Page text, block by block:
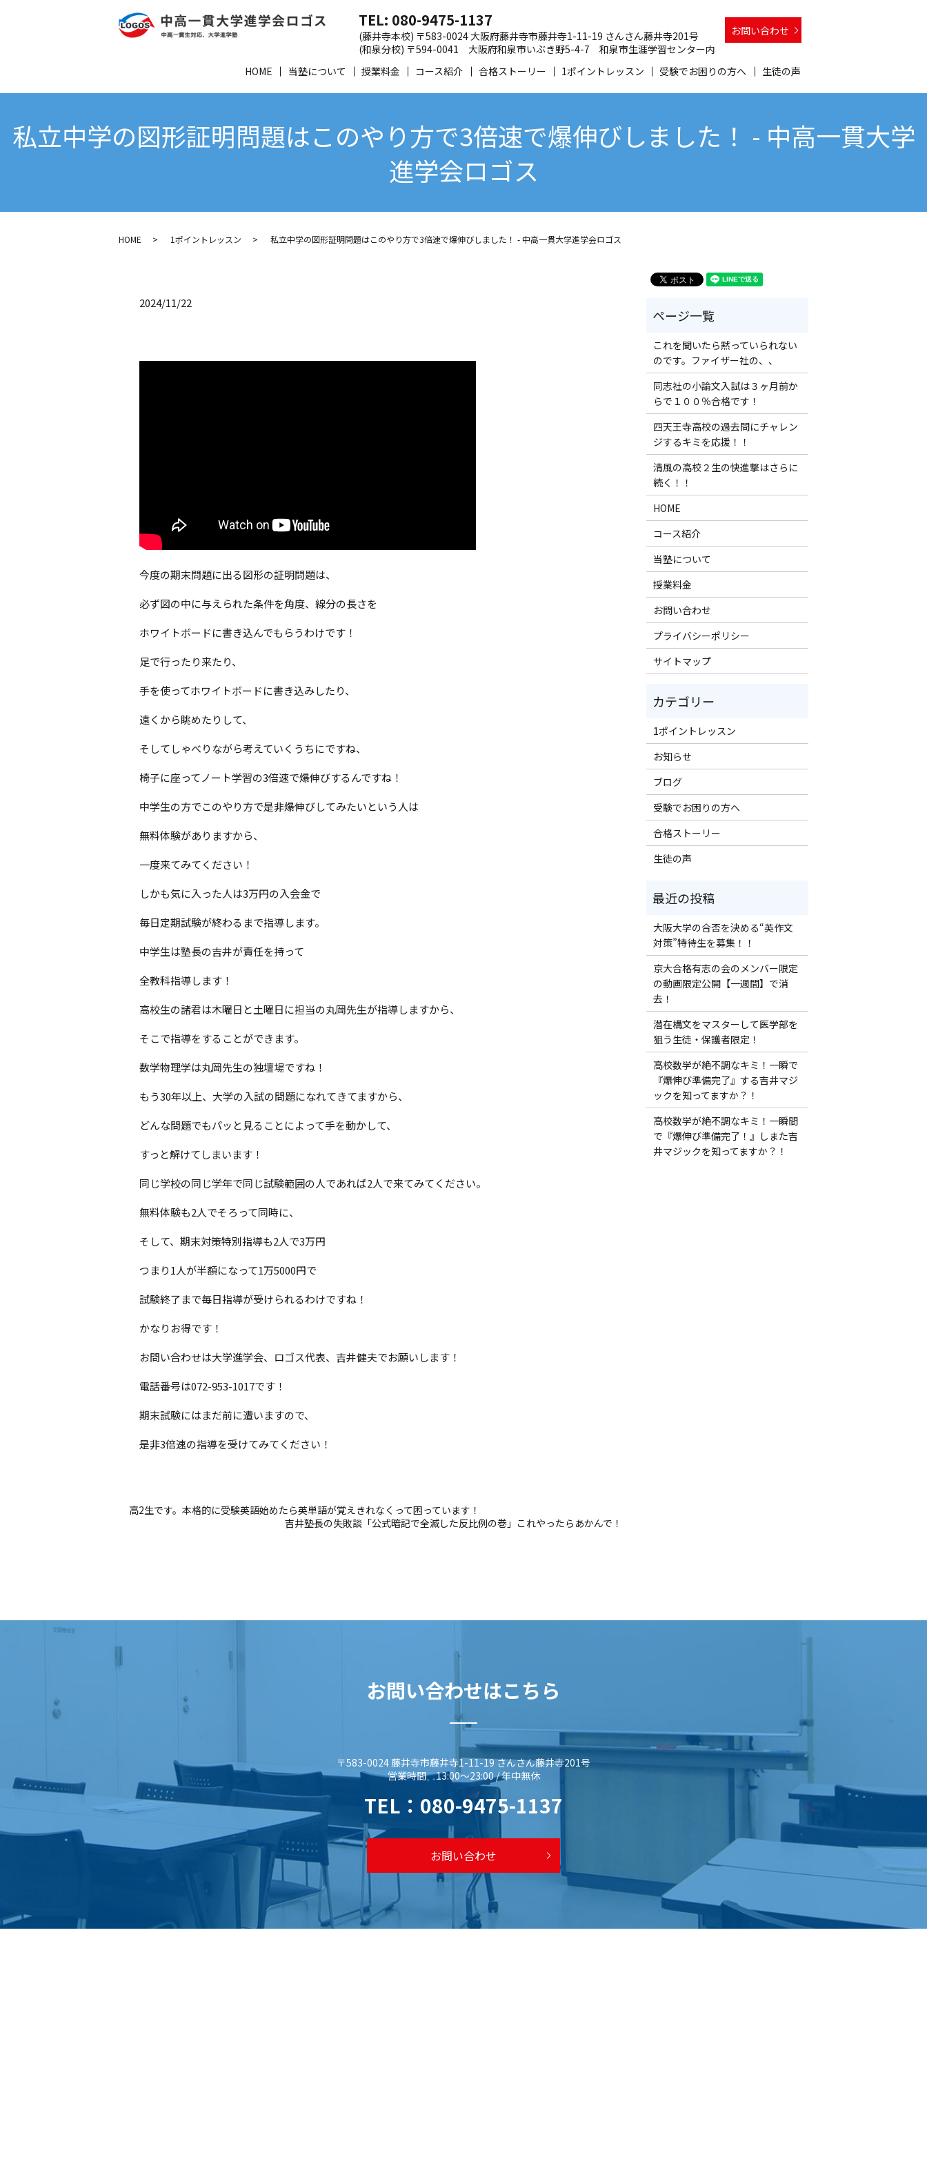
HOME 当塾について 授業料金 コース紹介 合格ストーリー 1ポイントレッスン 受験でお困りの方へ 生徒の声
TEL: 080-9475-1137
(藤井寺本校) 〒583-0024 大阪府藤井寺市藤井寺1-11-19 さんさん藤井寺201号
(和泉分校) 〒594-0041 大阪府和泉市いぶき野5-4-7 和泉市生涯学習センター内
お問い合わせ
私立中学の図形証明問題はこのやり方で3倍速で爆伸びしました！ - 中高一貫大学
進学会ロゴス
HOME 1ポイントレッスン 私立中学の図形証明問題はこのやり方で3倍速で爆伸びしました！ - 中高一貫大学進学会ロゴス
2024/11/22
今度の期末問題に出る図形の証明問題は、
必ず図の中に与えられた条件を角度、線分の長さを
ホワイトボードに書き込んでもらうわけです！
足で行ったり来たり、
手を使ってホワイトボードに書き込みしたり、
遠くから眺めたりして、
そしてしゃべりながら考えていくうちにですね、
椅子に座ってノート学習の3倍速で爆伸びするんですね！
中学生の方でこのやり方で是非爆伸びしてみたいという人は
無料体験がありますから、
一度来てみてください！
しかも気に入った人は3万円の入会金で
毎日定期試験が終わるまで指導します。
中学生は塾長の吉井が責任を持って
全教科指導します！
高校生の諸君は木曜日と土曜日に担当の丸岡先生が指導しますから、
そこで指導をすることができます。
数学物理学は丸岡先生の独壇場ですね！
もう30年以上、大学の入試の問題になれてきてますから、
どんな問題でもパッと見ることによって手を動かして、
すっと解けてしまいます！
同じ学校の同じ学年で同じ試験範囲の人であれば2人で来てみてください。
無料体験も2人でそろって同時に、
そして、期末対策特別指導も2人で3万円
つまり1人が半額になって1万5000円で
試験終了まで毎日指導が受けられるわけですね！
かなりお得です！
お問い合わせは大学進学会、ロゴス代表、吉井健夫でお願いします！
電話番号は072-953-1017です！
期末試験にはまだ前に遭いますので、
是非3倍速の指導を受けてみてください！
高2生です。本格的に受験英語始めたら英単語が覚えきれなくって困っています！
吉井塾長の失敗談「公式暗記で全滅した反比例の巻」これやったらあかんで！
これを聞いたら黙っていられない
のです。ファイザー社の、、
同志社の小論文入試は３ヶ月前か
らで１００％合格です！
四天王寺高校の過去問にチャレン
ジするキミを応援！！
清風の高校２生の快進撃はさらに
続く！！
HOME
コース紹介
当塾について
授業料金
お問い合わせ
プライバシーポリシー
サイトマップ
1ポイントレッスン
お知らせ
ブログ
受験でお困りの方へ
合格ストーリー
生徒の声
大阪大学の合否を決める“英作文
対策”特待生を募集！！
京大合格有志の会のメンバー限定
の動画限定公開【一週間】で消
去！
潜在構文をマスターして医学部を
狙う生徒・保護者限定！
高校数学が絶不調なキミ！一瞬で
『爆伸び準備完了』する吉井マジ
ックを知ってますか？！
高校数学が絶不調なキミ！一瞬間
で『爆伸び準備完了！』しまた吉
井マジックを知ってますか？！
お問い合わせはこちら
〒583-0024 藤井寺市藤井寺1-11-19 さんさん藤井寺201号
営業時間 13:00～23:00 / 年中無休
TEL： 080-9475-1137
お問い合わせ